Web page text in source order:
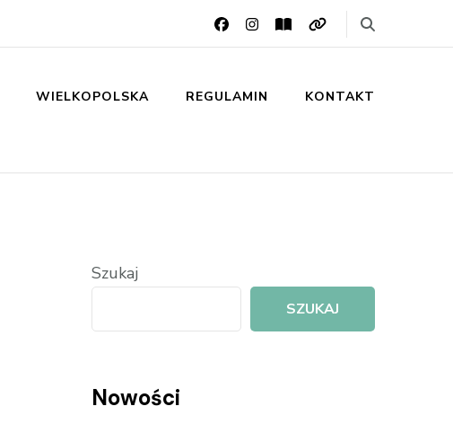
WIELKOPOLSKA REGULAMIN KONTAKT
Szukaj
SZUKAJ
Nowości